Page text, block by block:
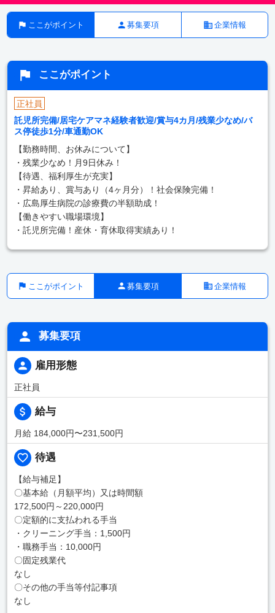
ここがポイント 募集要項 企業情報
ここがポイント
正社員
託児所完備/居宅ケアマネ経験者歓迎/賞与4カ月/残業少なめ/バ
ス停徒歩1分/車通勤OK
【勤務時間、お休みについて】
・残業少なめ！月9日休み！
【待遇、福利厚生が充実】
・昇給あり、賞与あり（4ヶ月分）！社会保険完備！
・広島厚生病院の診療費の半額助成！
【働きやすい職場環境】
・託児所完備！産休・育休取得実績あり！
ここがポイント 募集要項 企業情報
募集要項
雇用形態
正社員
給与
月給 184,000円〜231,500円
待遇
【給与補足】
〇基本給（月額平均）又は時間額
172,500円～220,000円
〇定額的に支払われる手当
・クリーニング手当：1,500円
・職務手当：10,000円
〇固定残業代
なし
〇その他の手当等付記事項
なし